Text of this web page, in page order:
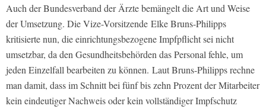
Auch der Bundesverband der Ärzte bemängelt die Art und Weise
der Umsetzung. Die Vize-Vorsitzende Elke Bruns-Philipps
kritisierte nun, die einrichtungsbezogene Impfpflicht sei nicht
umsetzbar, da den Gesundheitsbehörden das Personal fehle, um
jeden Einzelfall bearbeiten zu können. Laut Bruns-Philipps rechne
man damit, dass im Schnitt bei fünf bis zehn Prozent der Mitarbeiter
kein eindeutiger Nachweis oder kein vollständiger Impfschutz